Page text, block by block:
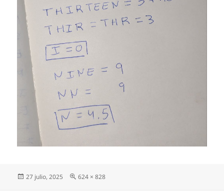
Publicado
27 julio, 2025
Tamaño
624 × 828